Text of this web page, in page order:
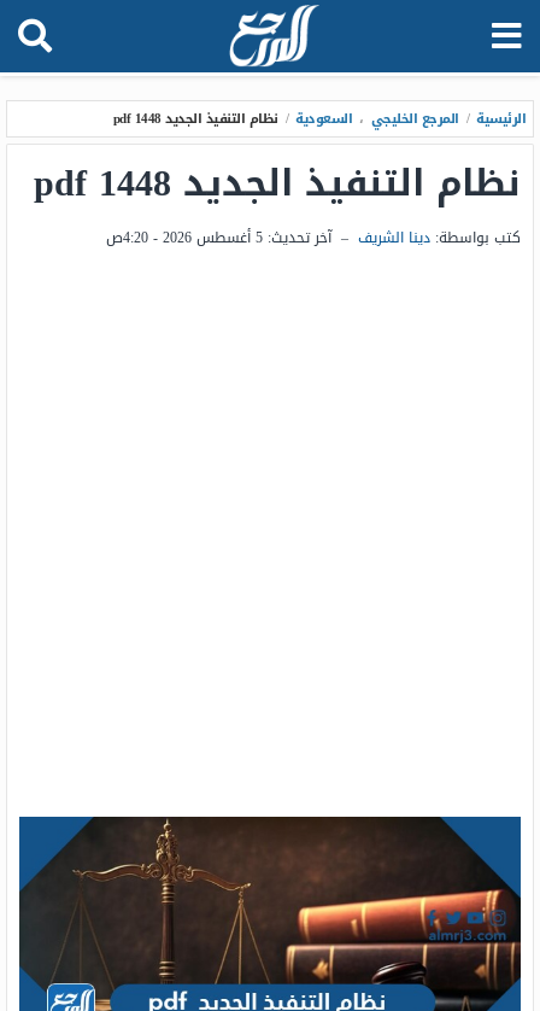
الرئيسية / المرجع الخليجي ، السعودية / نظام التنفيذ الجديد 1448 pdf
نظام التنفيذ الجديد 1448 pdf
كتب بواسطة: دينا الشريف – آخر تحديث: 5 أغسطس 2026 - 4:20ص